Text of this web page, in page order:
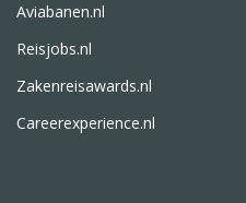
Aviabanen.nl
Reisjobs.nl
Zakenreisawards.nl
Careerexperience.nl